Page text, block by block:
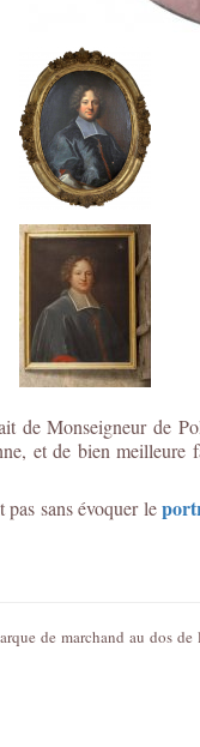
de Monseigneur de
et de bien meilleure
pas sans évoquer le
de marchand au dos